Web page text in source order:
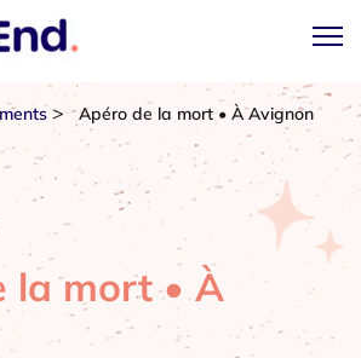
> Apéro de la mort • À Avignon
la mort • À